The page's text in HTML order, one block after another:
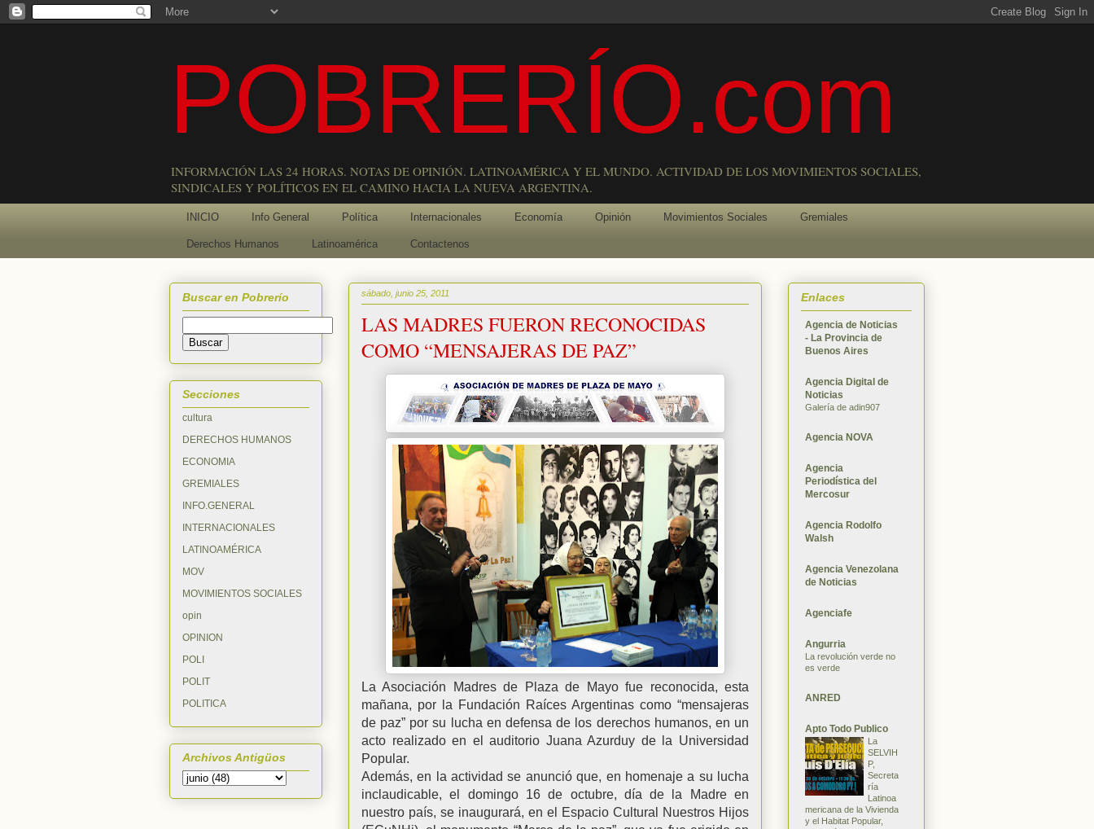
POBRERÍO.com
INFORMACIÓN LAS 24 HORAS. NOTAS DE OPINIÓN. LATINOAMÉRICA Y EL MUNDO. ACTIVIDAD DE LOS MOVIMIENTOS SOCIALES,
SINDICALES Y POLÍTICOS EN EL CAMINO HACIA LA NUEVA ARGENTINA.
INICIO Info General Política Internacionales Economía Opinión Movimientos Sociales Gremiales
Derechos Humanos Latinoamérica Contactenos
sábado, junio 25, 2011
LAS MADRES FUERON RECONOCIDAS
COMO “MENSAJERAS DE PAZ”
La Asociación Madres de Plaza de Mayo fue reconocida, esta
mañana, por la Fundación Raíces Argentinas como “mensajeras
de paz” por su lucha en defensa de los derechos humanos, en un
acto realizado en el auditorio Juana Azurduy de la Universidad
Popular.
Además, en la actividad se anunció que, en homenaje a su lucha
inclaudicable, el domingo 16 de octubre, día de la Madre en
nuestro país, se inaugurará, en el Espacio Cultural Nuestros Hijos
Buscar en Pobrerío
Secciones
cultura
DERECHOS HUMANOS
ECONOMIA
GREMIALES
INFO.GENERAL
INTERNACIONALES
LATINOAMÉRICA
MOV
MOVIMIENTOS SOCIALES
opin
OPINION
POLI
POLIT
POLITICA
Archivos Antigüos
Enlaces
Agencia de Noticias
- La Provincia de
Buenos Aires
Agencia Digital de
Noticias
Galería de adin907
Agencia NOVA
Agencia
Periodística del
Mercosur
Agencia Rodolfo
Walsh
Agencia Venezolana
de Noticias
Agenciafe
Angurria
La revolución verde no
es verde
ANRED
Apto Todo Publico
La
SELVIH
P,
Secreta
ría
Latinoa
mericana de la Vivienda
y el Habitat Popular,